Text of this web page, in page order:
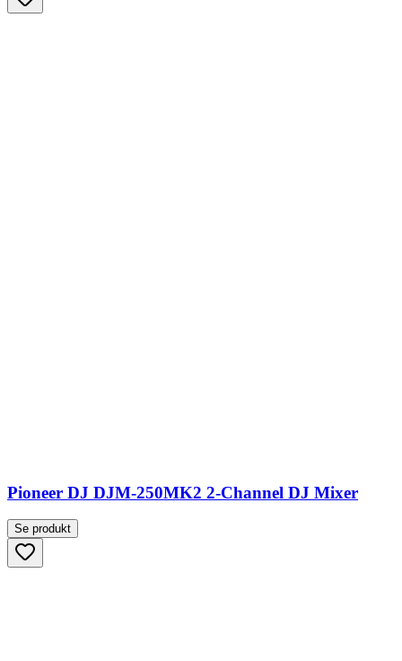
Pioneer DJ DJM-250MK2 2-Channel DJ Mixer
Se produkt